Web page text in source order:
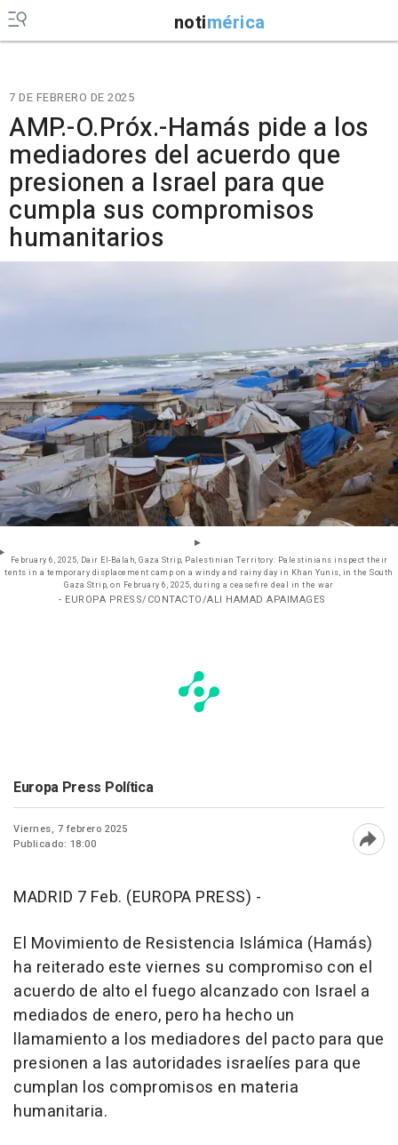
notimérica
7 DE FEBRERO DE 2025
AMP.-O.Próx.-Hamás pide a los
mediadores del acuerdo que
presionen a Israel para que
cumpla sus compromisos
humanitarios
February 6, 2025, Dair El-Balah, Gaza Strip, Palestinian Territory: Palestinians inspect their
tents in a temporary displacement camp on a windy and rainy day in Khan Yunis, in the South
Gaza Strip, on February 6, 2025, during a ceasefire deal in the war
- EUROPA PRESS/CONTACTO/ALI HAMAD APAIMAGES
Europa Press Política
Viernes, 7 febrero 2025
Publicado: 18:00
MADRID 7 Feb. (EUROPA PRESS) -
El Movimiento de Resistencia Islámica (Hamás)
ha reiterado este viernes su compromiso con el
acuerdo de alto el fuego alcanzado con Israel a
mediados de enero, pero ha hecho un
llamamiento a los mediadores del pacto para que
presionen a las autoridades israelíes para que
cumplan los compromisos en materia
humanitaria.